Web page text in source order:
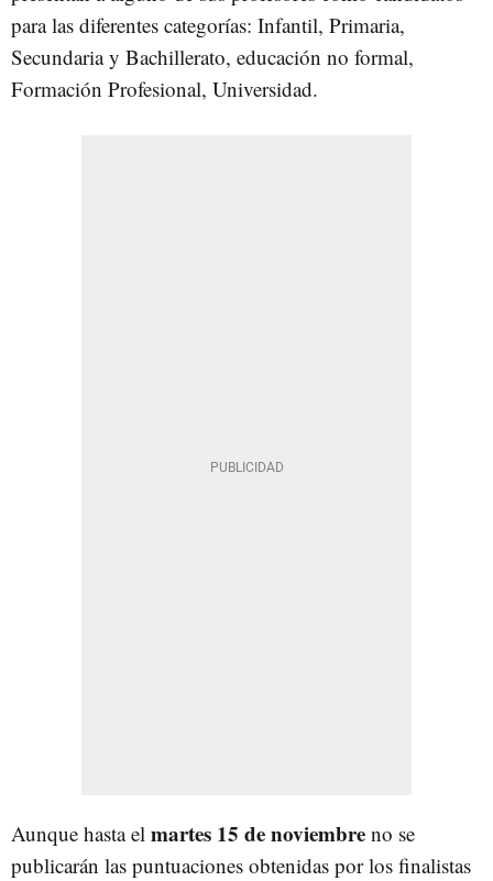
para las diferentes categorías: Infantil, Primaria,
Secundaria y Bachillerato, educación no formal,
Formación Profesional, Universidad.
Aunque hasta el martes 15 de noviembre no se
publicarán las puntuaciones obtenidas por los finalistas